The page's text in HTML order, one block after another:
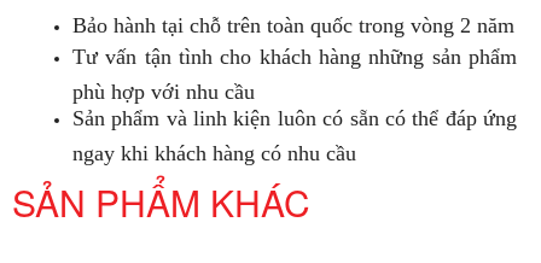
Bảo hành tại chỗ trên toàn quốc trong vòng 2 năm
Tư vấn tận tình cho khách hàng những sản phẩm
phù hợp với nhu cầu
Sản phẩm và linh kiện luôn có sẵn có thể đáp ứng
ngay khi khách hàng có nhu cầu
SẢN PHẨM KHÁC